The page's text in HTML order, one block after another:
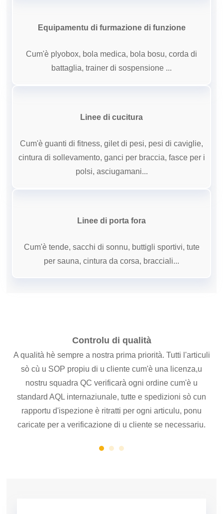
Equipamentu di furmazione di funzione
Cum'è plyobox, bola medica, bola bosu, corda di
battaglia, trainer di sospensione ...
Linee di cucitura
Cum'è guanti di fitness, gilet di pesi, pesi di caviglie,
cintura di sollevamento, ganci per braccia, fasce per i
polsi, asciugamani...
Linee di porta fora
Cum'è tende, sacchi di sonnu, buttigli sportivi, tute
per sauna, cintura da corsa, bracciali...
Controlu di qualità
A qualità hè sempre a nostra prima priorità. Tutti l'articuli
sò cù u SOP propiu di u cliente cum'è una licenza,u
nostru squadra QC verificarà ogni ordine cum'è u
standard AQL internaziunale, tutte e spedizioni sò cun
rapportu d'ispezione è ritratti per ogni articulu, ponu
caricate per a verificazione di u cliente se necessariu.